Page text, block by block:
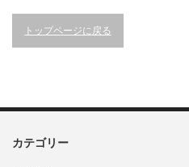
トップページに戻る
カテゴリー